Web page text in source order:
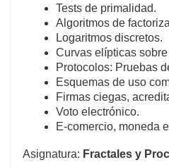
Tests de primalidad.
Algoritmos de
Logaritmos discretos.
Curvas elípticas
Protocolos: Pruebas
Esquemas de uso
Firmas ciegas,
Voto electrónico.
E-comercio, moneda
Asignatura: Fractales y